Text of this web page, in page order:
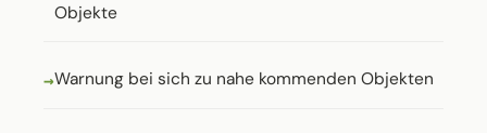
Objekte
Warnung bei sich zu nahe kommenden Objekten